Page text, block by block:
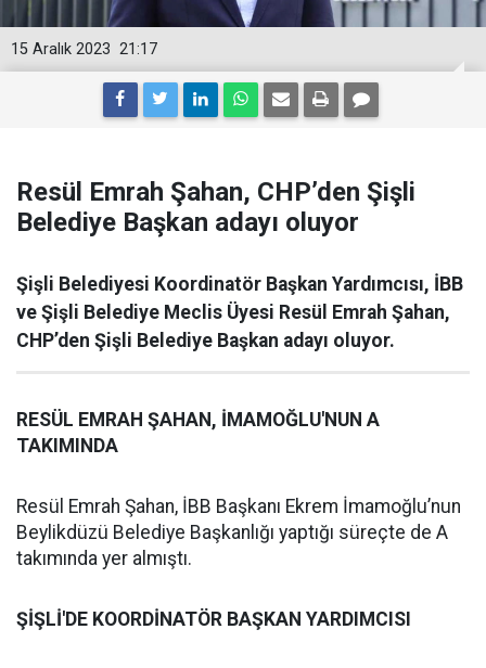
21:17
15 Aralık 2023
Resül Emrah Şahan, CHP’den Şişli
Belediye Başkan adayı oluyor
Şişli Belediyesi Koordinatör Başkan Yardımcısı, İBB
ve Şişli Belediye Meclis Üyesi Resül Emrah Şahan,
CHP’den Şişli Belediye Başkan adayı oluyor.
RESÜL EMRAH ŞAHAN, İMAMOĞLU'NUN A
TAKIMINDA
Resül Emrah Şahan, İBB Başkanı Ekrem İmamoğlu’nun
Beylikdüzü Belediye Başkanlığı yaptığı süreçte de A
takımında yer almıştı.
ŞİŞLİ'DE KOORDİNATÖR BAŞKAN YARDIMCISI